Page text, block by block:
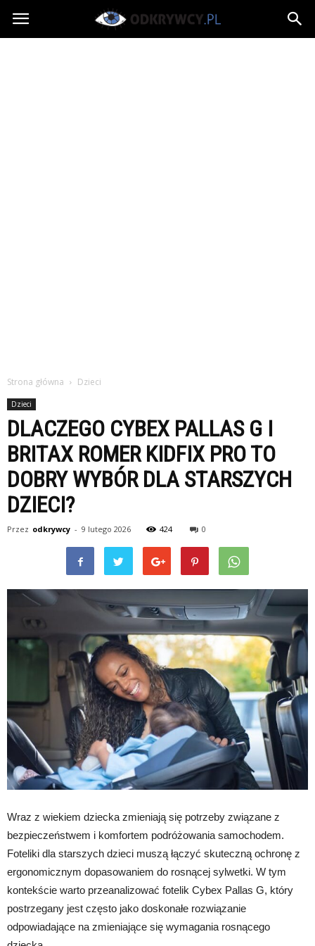
Odkrywcy.pl
Strona główna Dzieci
Dzieci
DLACZEGO CYBEX PALLAS G I
BRITAX ROMER KIDFIX PRO TO
DOBRY WYBÓR DLA STARSZYCH
DZIECI?
Przez odkrywcy - 9 lutego 2026 424 0
Wraz z wiekiem dziecka zmieniają się potrzeby związane z
bezpieczeństwem i komfortem podróżowania samochodem.
Foteliki dla starszych dzieci muszą łączyć skuteczną ochronę z
ergonomicznym dopasowaniem do rosnącej sylwetki. W tym
kontekście warto przeanalizować fotelik Cybex Pallas G, który
postrzegany jest często jako doskonałe rozwiązanie
odpowiadające na zmieniające się wymagania rosnącego